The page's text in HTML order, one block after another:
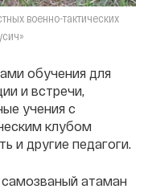
военно-тактических
обучения для
и встречи,
учения с
клубом
и другие педагоги.
атаман